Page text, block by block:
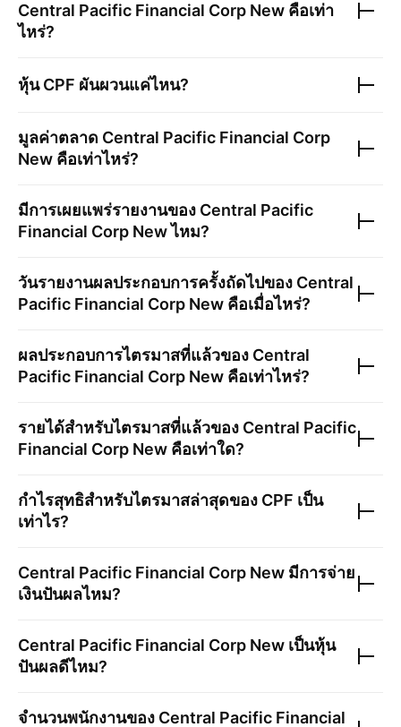
Central Pacific Financial Corp New คือเท่า
ไหร่?
หุ้นCPF ผันผวนแค่ไหน?
มูลค่าตลาด Central Pacific Financial Corp
New คือเท่าไหร่?
มีการเผยแพร่รายงานของ Central Pacific
Financial Corp Newไหม?
วันรายงานผลประกอบการครั้งถัดไปของ Central
Pacific Financial Corp New คือเมื่อไหร่?
ผลประกอบการไตรมาสที่แล้วของ Central
Pacific Financial Corp New คือเท่าไหร่?
รายได้สำหรับไตรมาสที่แล้วของ Central Pacific
Financial Corp New คือเท่าใด?
กำไรสุทธิสำหรับไตรมาสล่าสุดของ CPF เป็น
เท่าไร?
Central Pacific Financial Corp New มีการจ่าย
เงินปันผลไหม?
Central Pacific Financial Corp New เป็นหุ้น
ปันผลดีไหม?
จำนวนพนักงานของ Central Pacific Financial